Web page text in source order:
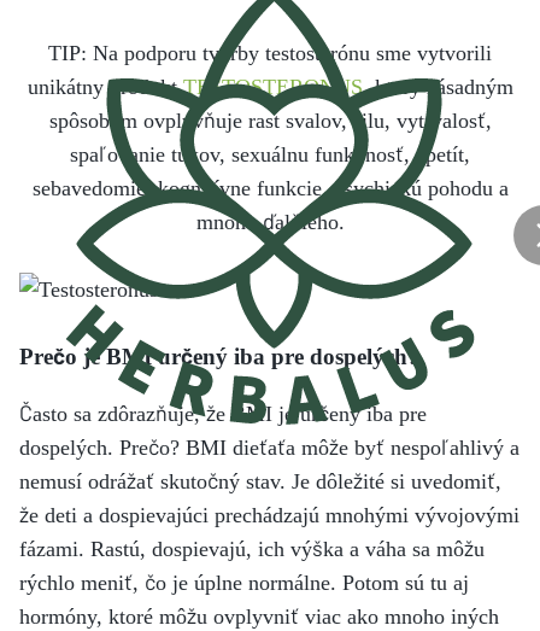
TIP: Na podporu tvorby testosterónu sme vytvorili
unikátny produktTESTOSTERONUS, ktorý zásadným
spôsobom ovplyvňuje rast svalov, silu, vytrvalosť,
spaľovanie tukov, sexuálnu funkčnosť, apetít,
sebavedomie, kognitívne funkcie, psychickú pohodu a
mnoho ďalšieho.
Prečo je BMI určený iba pre dospelých?
Často sa zdôrazňuje, že BMI je určený iba pre
dospelých. Prečo? BMI dieťaťa môže byť nespoľahlivý a
nemusí odrážať skutočný stav. Je dôležité si uvedomiť,
že deti a dospievajúci prechádzajú mnohými vývojovými
fázami. Rastú, dospievajú, ich výška a váha sa môžu
rýchlo meniť, čo je úplne normálne. Potom sú tu aj
hormóny, ktoré môžu ovplyvniť viac ako mnoho iných